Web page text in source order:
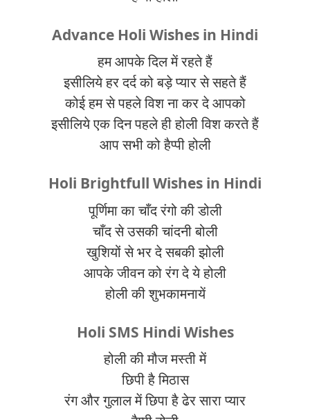
Advance Holi Wishes in Hindi
हम आपके दिल में रहते हैं
इसीलिये हर दर्द को बड़े प्यार से सहते हैं
कोई हम से पहले विश ना कर दे आपको
इसीलिये एक दिन पहले ही होली विश करते हैं
आप सभी को हैप्पी होली
Holi Brightfull Wishes in Hindi
पूर्णिमा का चाँद रंगो की डोली
चाँद से उसकी चांदनी बोली
खुशियों से भर दे सबकी झोली
आपके जीवन को रंग दे ये होली
होली की शुभकामनायें
Holi SMS Hindi Wishes
होली की मौज मस्ती में
छिपी है मिठास
रंग और गुलाल में छिपा है ढेर सारा प्यार